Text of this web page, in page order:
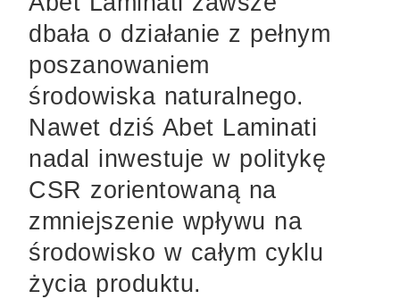
dbała o działanie z pełnym
poszanowaniem
środowiska naturalnego.
Nawet dziś Abet Laminati
nadal inwestuje w politykę
CSR zorientowaną na
zmniejszenie wpływu na
środowisko w całym cyklu
życia produktu.